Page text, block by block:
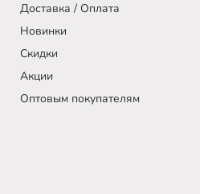
Доставка / Оплата
Новинки
Скидки
Акции
Оптовым покупателям